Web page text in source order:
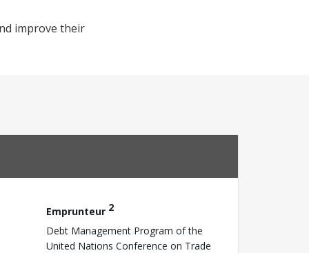
improve their
Emprunteur 2
Debt Management Program of the
United Nations Conference on Trade